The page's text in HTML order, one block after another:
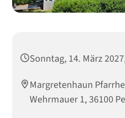
Sonntag, 14. März
Margretenhaun
Wehrmauer 1, 36100